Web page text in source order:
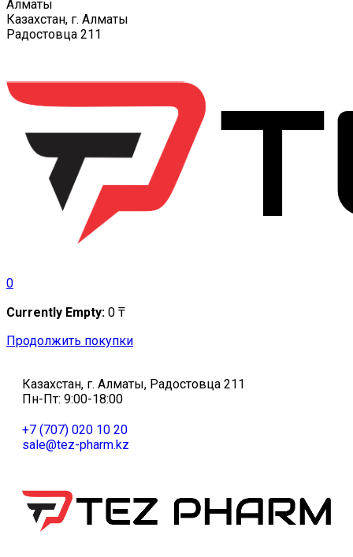
Алматы
Казахстан, г. Алматы
Радостовца 211
0
Currently Empty: 0 ₸
Продолжить покупки
Казахстан, г. Алматы, Радостовца 211
Пн-Пт: 9:00-18:00
+7 (707) 020 10 20
sale@tez-pharm.kz